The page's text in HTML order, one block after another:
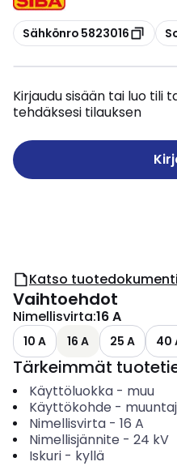
Kopioi
Sähkönro 5823016
Kirjaudu sisään tai luo tili
tehdäksesi tilauksen
Katso
Vaihtoehdot
Nimellisvirta:16 A
10 A 16 A 25 A 40
Tärkeimmät
Käyttöluokka- muu
Käyttökohde -
Nimellisvirta- 16 A
Nimellisjännite - 24 kV
Iskuri- kyllä